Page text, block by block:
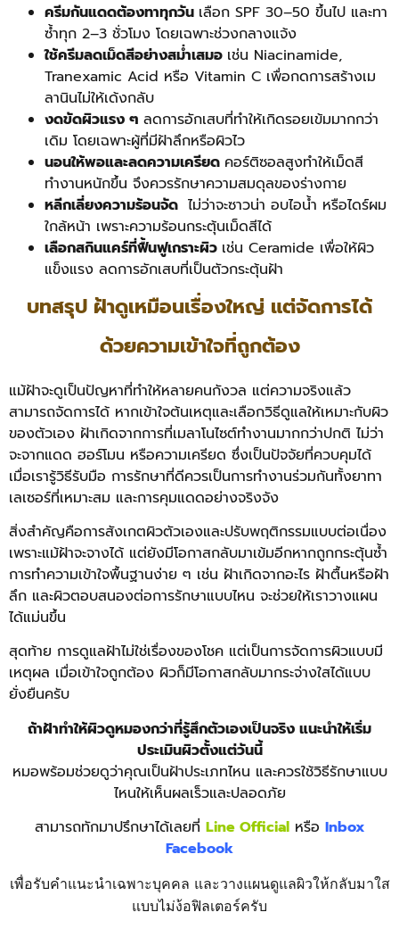
ครีมกันแดดต้องทาทุกวัน เลือก SPF 30–50 ขึ้นไป และทา
ซ้ำทุก 2–3 ชั่วโมง โดยเฉพาะช่วงกลางแจ้ง
ใช้ครีมลดเม็ดสีอย่างสม่ำเสมอ เช่น Niacinamide,
Tranexamic Acid หรือ Vitamin C เพื่อกดการสร้างเม
ลานินไม่ให้เด้งกลับ
งดขัดผิวแรง ๆ ลดการอักเสบที่ทำให้เกิดรอยเข้มมากกว่า
เดิม โดยเฉพาะผู้ที่มีฝ้าลึกหรือผิวไว
นอนให้พอและลดความเครียด คอร์ติซอลสูงทำให้เม็ดสี
ทำงานหนักขึ้น จึงควรรักษาความสมดุลของร่างกาย
หลีกเลี่ยงความร้อนจัด ไม่ว่าจะซาวน่า อบไอน้ำ หรือไดร์ผม
ใกล้หน้า เพราะความร้อนกระตุ้นเม็ดสีได้
เลือกสกินแคร์ที่ฟื้นฟูเกราะผิว เช่น Ceramide เพื่อให้ผิว
แข็งแรง ลดการอักเสบที่เป็นตัวกระตุ้นฝ้า
บทสรุป ฝ้าดูเหมือนเรื่องใหญ่ แต่จัดการได้
ด้วยความเข้าใจที่ถูกต้อง
แม้ฝ้าจะดูเป็นปัญหาที่ทำให้หลายคนกังวล แต่ความจริงแล้ว
สามารถจัดการได้ หากเข้าใจต้นเหตุและเลือกวิธีดูแลให้เหมาะกับผิว
ของตัวเอง ฝ้าเกิดจากการที่เมลาโนไซต์ทำงานมากกว่าปกติ ไม่ว่า
จะจากแดด ฮอร์โมน หรือความเครียด ซึ่งเป็นปัจจัยที่ควบคุมได้
เมื่อเรารู้วิธีรับมือ การรักษาที่ดีควรเป็นการทำงานร่วมกันทั้งยาทา
เลเซอร์ที่เหมาะสม และการคุมแดดอย่างจริงจัง
สิ่งสำคัญคือการสังเกตผิวตัวเองและปรับพฤติกรรมแบบต่อเนื่อง
เพราะแม้ฝ้าจะจางได้ แต่ยังมีโอกาสกลับมาเข้มอีกหากถูกกระตุ้นซ้ำ
การทำความเข้าใจพื้นฐานง่าย ๆ เช่น ฝ้าเกิดจากอะไร ฝ้าตื้นหรือฝ้า
ลึก และผิวตอบสนองต่อการรักษาแบบไหน จะช่วยให้เราวางแผน
ได้แม่นขึ้น
สุดท้าย การดูแลฝ้าไม่ใช่เรื่องของโชค แต่เป็นการจัดการผิวแบบมี
เหตุผล เมื่อเข้าใจถูกต้อง ผิวก็มีโอกาสกลับมากระจ่างใสได้แบบ
ยั่งยืนครับ
ถ้าฝ้าทำให้ผิวดูหมองกว่าที่รู้สึกตัวเองเป็นจริง แนะนำให้เริ่ม
ประเมินผิวตั้งแต่วันนี้
หมอพร้อมช่วยดูว่าคุณเป็นฝ้าประเภทไหน และควรใช้วิธีรักษาแบบ
ไหนให้เห็นผลเร็วและปลอดภัย
สามารถทักมาปรึกษาได้เลยที่ Line Officialหรือ Inbox
Facebook
เพื่อรับคำแนะนำเฉพาะบุคคล และวางแผนดูแลผิวให้กลับมาใส
แบบไม่ง้อฟิลเตอร์ครับ